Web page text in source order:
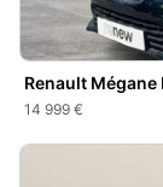
14 999 €